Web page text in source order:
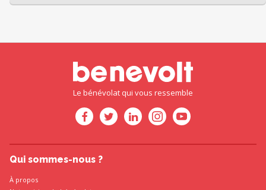
Le bénévolat qui vous ressemble
Qui sommes-nous ?
À propos